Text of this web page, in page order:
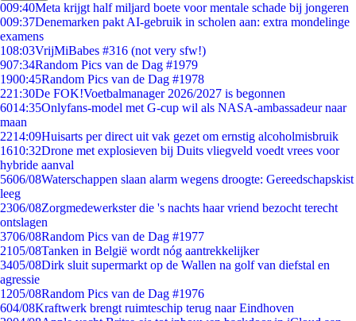
009:40Meta krijgt half miljard boete voor mentale schade bij jongeren
009:37Denemarken pakt AI-gebruik in scholen aan: extra mondelinge
examens
108:03VrijMiBabes #316 (not very sfw!)
907:34Random Pics van de Dag #1979
1900:45Random Pics van de Dag #1978
221:30De FOK!Voetbalmanager 2026/2027 is begonnen
6014:35Onlyfans-model met G-cup wil als NASA-ambassadeur naar
maan
2214:09Huisarts per direct uit vak gezet om ernstig alcoholmisbruik
1610:32Drone met explosieven bij Duits vliegveld voedt vrees voor
hybride aanval
5606/08Waterschappen slaan alarm wegens droogte: Gereedschapskist
leeg
2306/08Zorgmedewerkster die 's nachts haar vriend bezocht terecht
ontslagen
3706/08Random Pics van de Dag #1977
2105/08Tanken in België wordt nóg aantrekkelijker
3405/08Dirk sluit supermarkt op de Wallen na golf van diefstal en
agressie
1205/08Random Pics van de Dag #1976
604/08Kraftwerk brengt ruimteschip terug naar Eindhoven